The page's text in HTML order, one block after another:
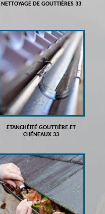
NETTOYAGE DE GOUTTIÈRES 33
ETANCHÉITÉ GOUTTIÈRE ET
CHÉNEAUX 33